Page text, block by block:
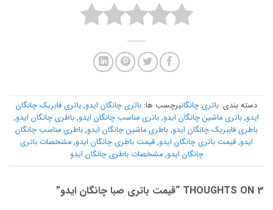
دسته بندی: باتری چانگانبرچسب ها: باتری چانگان ایدو, باتری فابریک چانگان
ایدو, باتری ماشین چانگان ایدو, باتری مناسب چانگان ایدو, باطری چانگان ایدو,
باطری فاببریک چانگان ایدو, باطری ماشین چانگان ایدو, باطری مناسب چانگان
ایدو, قیمت باتری چانگان ایدو, قیمت باطری چانگان ایدو, مشخصات باتری
چانگان ایدو,مشخصات باطری چانگان ایدو
3 THOUGHTS ON “ قیمت باتری صبا چانگان ایدو”